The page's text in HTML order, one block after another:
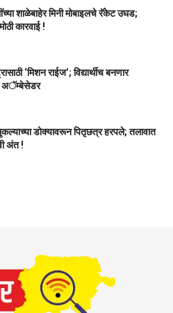
शाळेबाहेर मिनी मोबाइलचे रॅकेट उघड;
कारवाई !
‘मिशन राईज’; विद्यार्थीच बनणार
अॅम्बेसेडर
डोक्यावरून पितृछत्र हरपले; तलावात
अंत !